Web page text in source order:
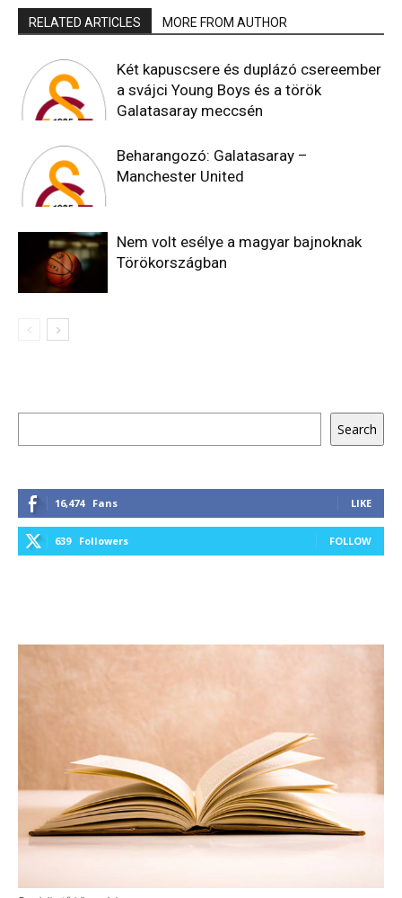
RELATED ARTICLES MORE FROM AUTHOR
Két kapuscsere és duplázó csereember
a svájci Young Boys és a török
Galatasaray meccsén
Beharangozó: Galatasaray –
Manchester United
Nem volt esélye a magyar bajnoknak
Törökországban
Search
16,474 Fans LIKE
639 Followers FOLLOW